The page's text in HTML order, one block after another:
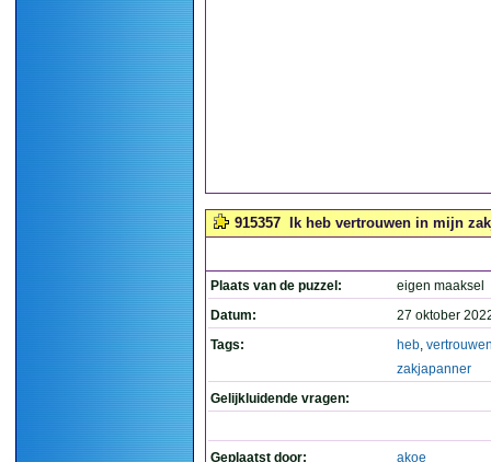
915357 Ik heb vertrouwen in mijn
Plaats van de puzzel:
eigen maaksel
Datum:
27 oktober
Tags:
heb,
zakjapanner
Gelijkluidende vragen:
Geplaatst door: akoe